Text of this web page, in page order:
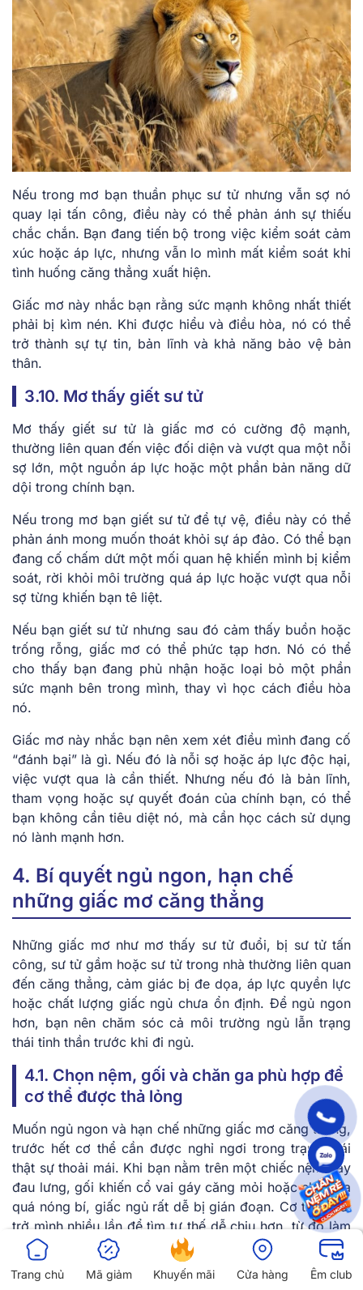
Nếu trong mơ bạn thuần phục sư tử nhưng vẫn sợ nó
quay lại tấn công, điều này có thể phản ánh sự thiếu
chắc chắn. Bạn đang tiến bộ trong việc kiểm soát cảm
xúc hoặc áp lực, nhưng vẫn lo mình mất kiểm soát khi
tình huống căng thẳng xuất hiện.
Giấc mơ này nhắc bạn rằng sức mạnh không nhất thiết
phải bị kìm nén. Khi được hiểu và điều hòa, nó có thể
trở thành sự tự tin, bản lĩnh và khả năng bảo vệ bản
thân.
3.10. Mơ thấy giết sư tử
Mơ thấy giết sư tử là giấc mơ có cường độ mạnh,
thường liên quan đến việc đối diện và vượt qua một nỗi
sợ lớn, một nguồn áp lực hoặc một phần bản năng dữ
dội trong chính bạn.
Nếu trong mơ bạn giết sư tử để tự vệ, điều này có thể
phản ánh mong muốn thoát khỏi sự áp đảo. Có thể bạn
đang cố chấm dứt một mối quan hệ khiến mình bị kiểm
soát, rời khỏi môi trường quá áp lực hoặc vượt qua nỗi
sợ từng khiến bạn tê liệt.
Nếu bạn giết sư tử nhưng sau đó cảm thấy buồn hoặc
trống rỗng, giấc mơ có thể phức tạp hơn. Nó có thể
cho thấy bạn đang phủ nhận hoặc loại bỏ một phần
sức mạnh bên trong mình, thay vì học cách điều hòa
nó.
Giấc mơ này nhắc bạn nên xem xét điều mình đang cố
“đánh bại” là gì. Nếu đó là nỗi sợ hoặc áp lực độc hại,
việc vượt qua là cần thiết. Nhưng nếu đó là bản lĩnh,
tham vọng hoặc sự quyết đoán của chính bạn, có thể
bạn không cần tiêu diệt nó, mà cần học cách sử dụng
nó lành mạnh hơn.
4. Bí quyết ngủ ngon, hạn chế
những giấc mơ căng thẳng
Những giấc mơ như mơ thấy sư tử đuổi, bị sư tử tấn
công, sư tử gầm hoặc sư tử trong nhà thường liên quan
đến căng thẳng, cảm giác bị đe dọa, áp lực quyền lực
hoặc chất lượng giấc ngủ chưa ổn định. Để ngủ ngon
hơn, bạn nên chăm sóc cả môi trường ngủ lẫn trạng
thái tinh thần trước khi đi ngủ.
4.1. Chọn nệm, gối và chăn ga phù hợp để
cơ thể được thả lỏng
Muốn ngủ ngon và hạn chế những giấc mơ căng thẳng,
trước hết cơ thể cần được nghỉ ngơi trong trạng thái
thật sự thoải mái. Khi bạn nằm trên một chiếc nệm gây
đau lưng, gối khiến cổ vai gáy căng mỏi hoặc chăn ga
quá nóng bí, giấc ngủ rất dễ bị gián đoạn. Cơ thể phải
trở mình nhiều lần để tìm tư thế dễ chịu hơn, từ đó làm
giấc ngủ chập chờn, không liền mạch. Khi ngủ không
sâu, bạn cũng dễ tỉnh giấc giữa các chu kỳ ngủ và ghi
nhớ rõ hơn những giấc mơ có cảm xúc mạnh.
Trang chủ Mã giảm Khuyến mãi Cửa hàng Êm club